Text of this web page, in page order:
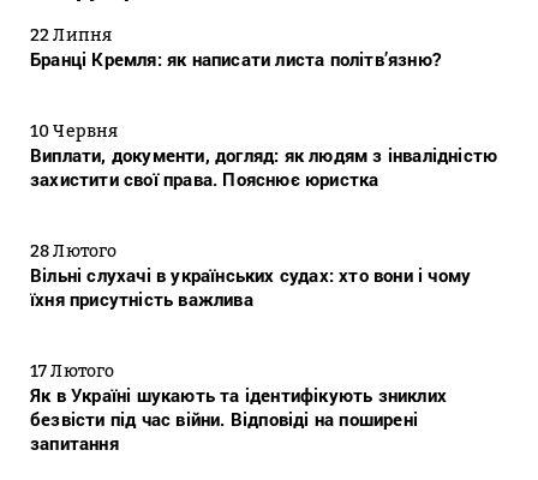
22 Липня
Бранці Кремля: як написати листа політв’язню?
10 Червня
Виплати, документи, догляд: як людям з інвалідністю
захистити свої права. Пояснює юристка
28 Лютого
Вільні слухачі в українських судах: хто вони і чому
їхня присутність важлива
17 Лютого
Як в Україні шукають та ідентифікують зниклих
безвісти під час війни. Відповіді на поширені
запитання